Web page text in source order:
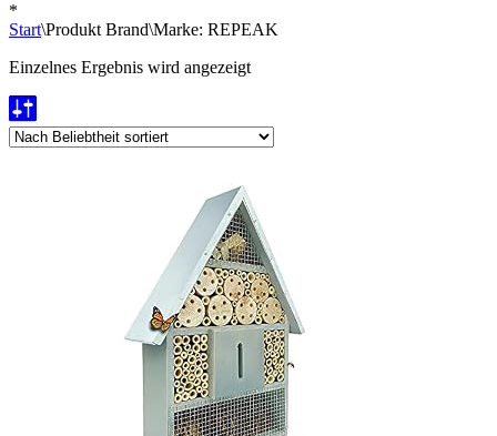
*
Start\Produkt Brand\Marke: REPEAK
Einzelnes Ergebnis wird angezeigt